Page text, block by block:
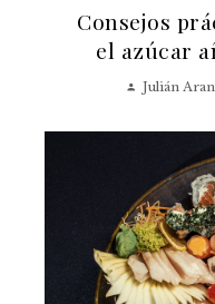
Consejos
el azúcar
Julián